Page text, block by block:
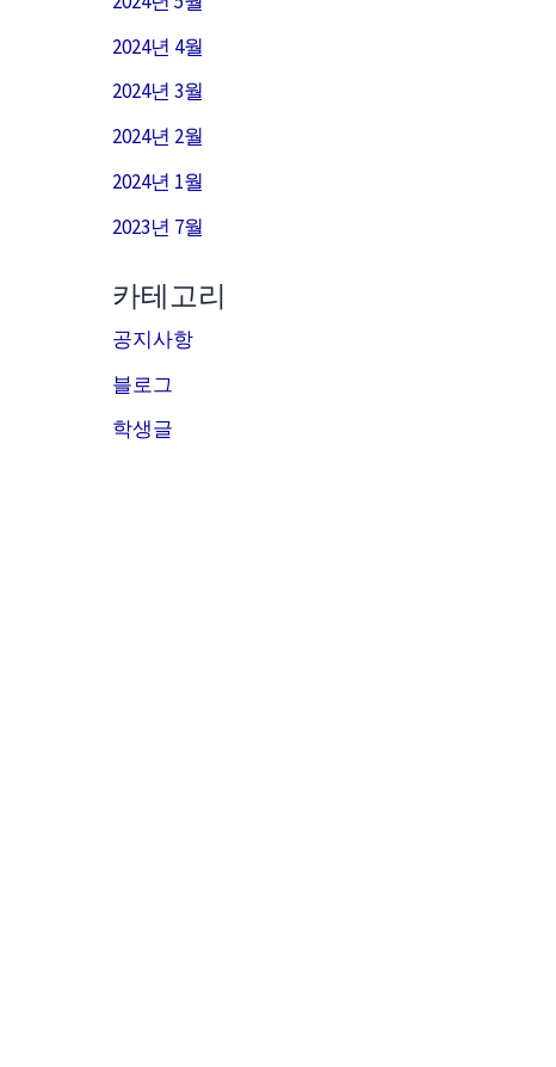
2024년 4월
2024년 3월
2024년 2월
2024년 1월
2023년 7월
카테고리
공지사항
블로그
학생글